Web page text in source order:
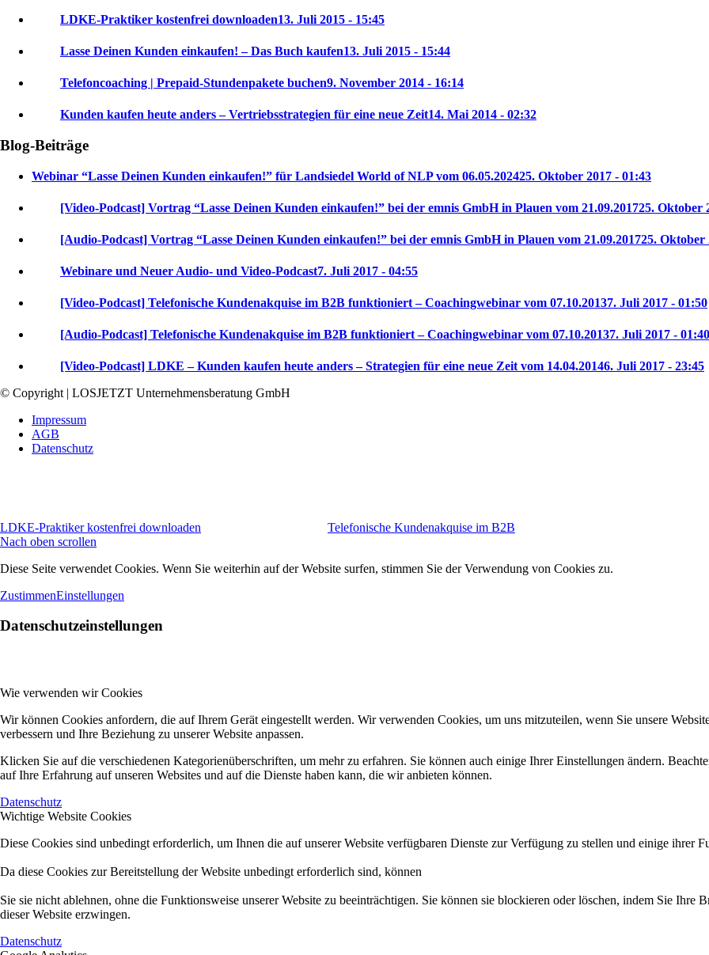
LDKE-Praktiker kostenfrei downloaden13. Juli 2015 - 15:45
Lasse Deinen Kunden einkaufen! – Das Buch kaufen13. Juli 2015 - 15:44
Telefoncoaching | Prepaid-Stundenpakete buchen9. November 2014 - 16:14
Kunden kaufen heute anders – Vertriebsstrategien für eine neue Zeit14. Mai 2014 - 02:32
Blog-Beiträge
Webinar “Lasse Deinen Kunden einkaufen!” für Landsiedel World of NLP vom 06.05.202425. Oktober 2017 - 01:43
[Video-Podcast] Vortrag “Lasse Deinen Kunden einkaufen!” bei der emnis GmbH in Plauen vom 21.09.201725. Oktober
[Audio-Podcast] Vortrag “Lasse Deinen Kunden einkaufen!” bei der emnis GmbH in Plauen vom 21.09.201725. Oktober
Webinare und Neuer Audio- und Video-Podcast7. Juli 2017 - 04:55
[Video-Podcast] Telefonische Kundenakquise im B2B funktioniert – Coachingwebinar vom 07.10.20137. Juli 2017 - 01:50
[Audio-Podcast] Telefonische Kundenakquise im B2B funktioniert – Coachingwebinar vom 07.10.20137. Juli 2017 - 01:40
[Video-Podcast] LDKE – Kunden kaufen heute anders – Strategien für eine neue Zeit vom 14.04.20146. Juli 2017 - 23:45
© Copyright | LOSJETZT Unternehmensberatung GmbH
Impressum
AGB
Datenschutz
LDKE-Praktiker kostenfrei downloaden
Telefonische Kundenakquise im B2B
Nach oben scrollen
Diese Seite verwendet Cookies. Wenn Sie weiterhin auf der Website surfen, stimmen Sie der Verwendung von Cookies zu.
ZustimmenEinstellungen
Datenschutzeinstellungen
Wie verwenden wir Cookies
Wir können Cookies anfordern, die auf Ihrem Gerät eingestellt werden. Wir verwenden Cookies, um uns mitzuteilen, wenn Sie unsere
verbessern und Ihre Beziehung zu unserer Website anpassen.
Klicken Sie auf die verschiedenen Kategorienüberschriften, um mehr zu erfahren. Sie können auch einige Ihrer Einstellungen ändern.
auf Ihre Erfahrung auf unseren Websites und auf die Dienste haben kann, die wir anbieten können.
Datenschutz
Wichtige Website Cookies
Diese Cookies sind unbedingt erforderlich, um Ihnen die auf unserer Website verfügbaren Dienste zur Verfügung zu stellen und einige ihrer
Da diese Cookies zur Bereitstellung der Website unbedingt erforderlich sind, können
Sie sie nicht ablehnen, ohne die Funktionsweise unserer Website zu beeinträchtigen. Sie können sie blockieren oder löschen, indem Sie Ihre
dieser Website erzwingen.
Datenschutz